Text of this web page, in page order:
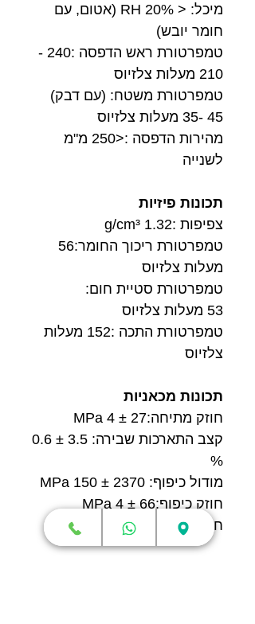
מיכל: < 20% RH (אטום, עם
חומר יובש)
טמפרטורת ראש הדפסה :240 -
210 מעלות צלזיוס
טמפרטורת משטח: (עם דבק)
45 -35 מעלות צלזיוס
מהירות הדפסה :<250 מ"מ
לשנייה
תכונות פיזיות
צפיפות :1.32 g/cm³
טמפרטורת ריכוך החומר:56
מעלות צלזיוס
טמפרטורת סטיית חום:
53 מעלות צלזיוס
טמפרטורת התכה :152 מעלות
צלזיוס
תכונות מכאניות
חוזק מתיחה:27 ± 4 MPa
קצב התארכות שבירה: 3.5 ± 0.6
%
מודול כיפוף: 2370 ± 150 MPa
חוזק כיפוף:66 ± 4 MPa
חוזק פגיעה:24.5 ± 1.7 kJ/m²